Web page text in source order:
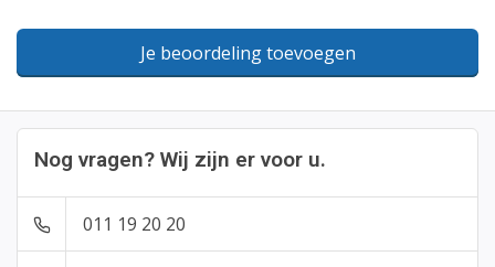
Nog vragen? Wij zijn er voor u.
011 19 20 20
Je beoordeling toevoegen